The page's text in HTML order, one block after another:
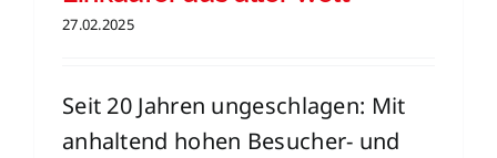
27.02.2025
Seit 20 Jahren ungeschlagen: Mit
anhaltend hohen Besucher- und